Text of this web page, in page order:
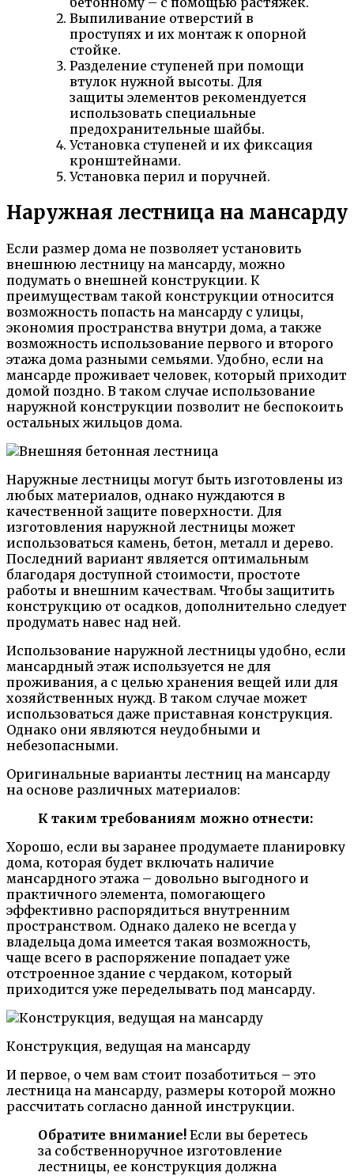
Выпиливание отверстий в
проступях и их монтаж к опорной
стойке.
Разделение ступеней при помощи
втулок нужной высоты. Для
защиты элементов рекомендуется
использовать специальные
предохранительные шайбы.
Установка ступеней и их фиксация
кронштейнами.
Установка перил и поручней.
Наружная лестница на мансарду
Если размер дома не позволяет установить
внешнюю лестницу на мансарду, можно
подумать о внешней конструкции. К
преимуществам такой конструкции относится
возможность попасть на мансарду с улицы,
экономия пространства внутри дома, а также
возможность использование первого и второго
этажа дома разными семьями. Удобно, если на
мансарде проживает человек, который приходит
домой поздно. В таком случае использование
наружной конструкции позволит не беспокоить
остальных жильцов дома.
Наружные лестницы могут быть изготовлены из
любых материалов, однако нуждаются в
качественной защите поверхности. Для
изготовления наружной лестницы может
использоваться камень, бетон, металл и дерево.
Последний вариант является оптимальным
благодаря доступной стоимости, простоте
работы и внешним качествам. Чтобы защитить
конструкцию от осадков, дополнительно следует
продумать навес над ней.
Использование наружной лестницы удобно, если
мансардный этаж используется не для
проживания, а с целью хранения вещей или для
хозяйственных нужд. В таком случае может
использоваться даже приставная конструкция.
Однако они являются неудобными и
небезопасными.
Оригинальные варианты лестниц на мансарду
на основе различных материалов:
К таким требованиям можно отнести:
Хорошо, если вы заранее продумаете планировку
дома, которая будет включать наличие
мансардного этажа – довольно выгодного и
практичного элемента, помогающего
эффективно распорядиться внутренним
пространством. Однако далеко не всегда у
владельца дома имеется такая возможность,
чаще всего в распоряжение попадает уже
отстроенное здание с чердаком, который
приходится уже переделывать под мансарду.
Конструкция, ведущая на мансарду
И первое, о чем вам стоит позаботиться – это
лестница на мансарду, размеры которой можно
рассчитать согласно данной инструкции.
Обратите внимание! Если вы беретесь
за собственноручное изготовление
лестницы, ее конструкция должна